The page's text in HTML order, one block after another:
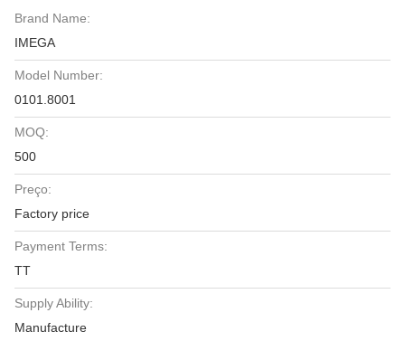
Brand Name:
IMEGA
Model Number:
0101.8001
MOQ:
500
Preço:
Factory price
Payment Terms:
TT
Supply Ability:
Manufacture